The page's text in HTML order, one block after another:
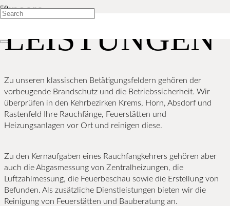
unsere
LEISTUNGEN
Zu unseren klassischen Betätigungsfeldern gehören der
vorbeugende Brandschutz und die Betriebssicherheit. Wir
überprüfen in den Kehrbezirken Krems, Horn, Absdorf und
Rastenfeld Ihre Rauchfänge, Feuerstätten und
Heizungsanlagen vor Ort und reinigen diese.
Zu den Kernaufgaben eines Rauchfangkehrers gehören aber
auch die Abgasmessung von Zentralheizungen, die
Luftzahlmessung, die Feuerbeschau sowie die Erstellung von
Befunden. Als zusätzliche Dienstleistungen bieten wir die
Reinigung von Feuerstätten und Bauberatung an.